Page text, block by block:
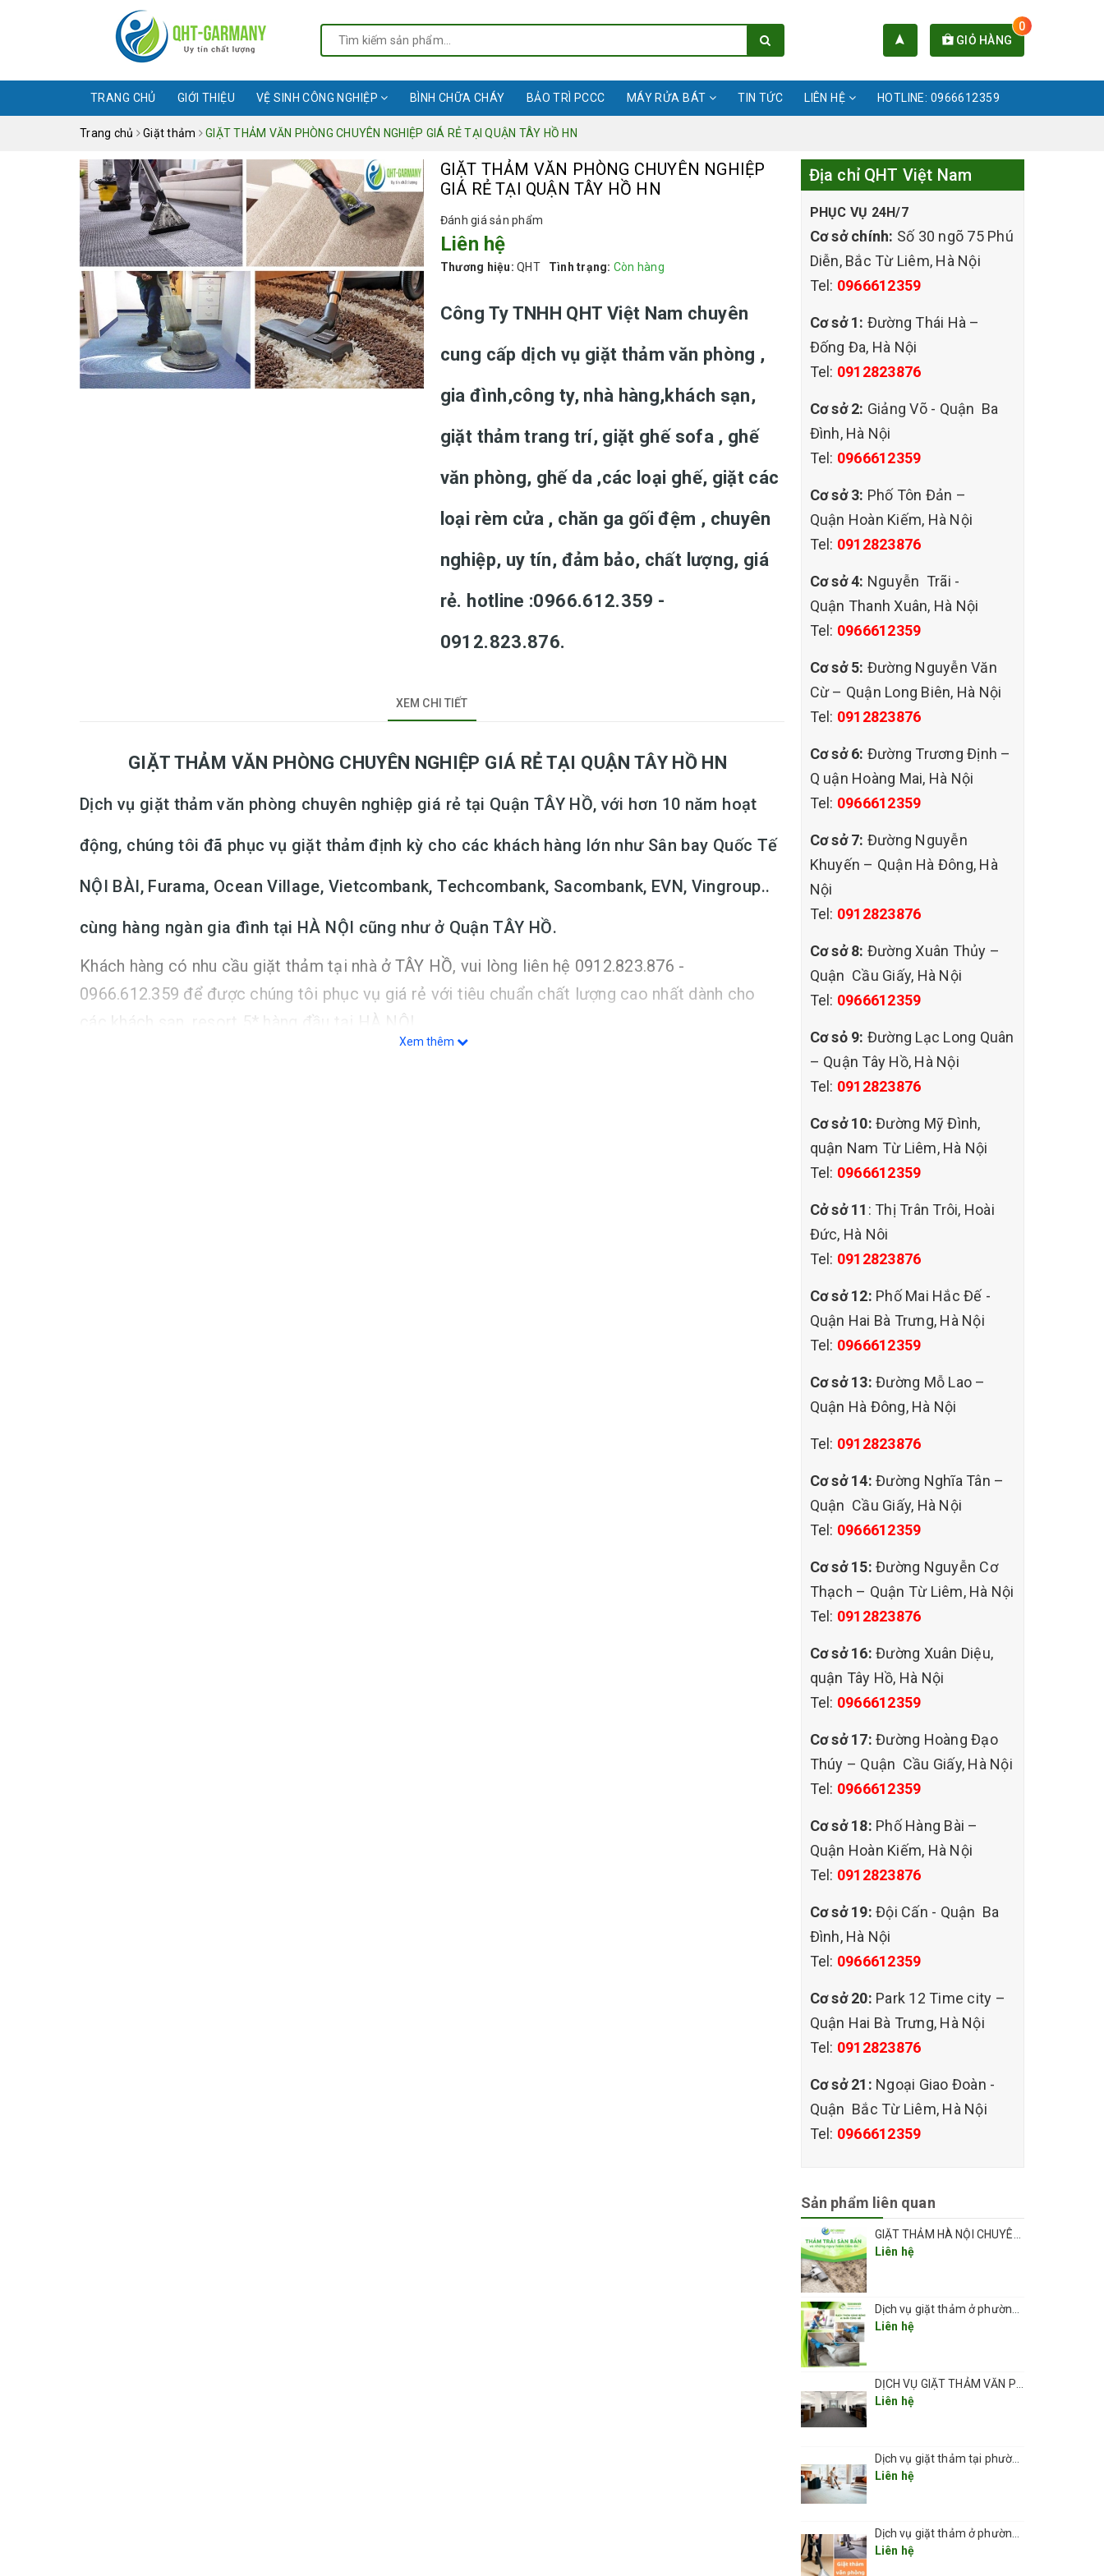
GIỎ HÀNG
0
TRANG CHỦ GIỚI THIỆU VỆ SINH CÔNG NGHIỆP BÌNH CHỮA CHÁY BẢO TRÌ PCCC MÁY RỬA BÁT TIN TỨC LIÊN HỆ HOTLINE: 0966612359
Trang chủ Giặt thảm GIẶT THẢM VĂN PHÒNG CHUYÊN NGHIỆP GIÁ RẺ TẠI QUẬN TÂY HỒ HN
GIẶT THẢM VĂN PHÒNG CHUYÊN NGHIỆP
GIÁ RẺ TẠI QUẬN TÂY HỒ HN
Đánh giá sản phẩm
Liên hệ
Thương hiệu: QHT Tình trạng: Còn hàng
Công Ty TNHH QHT Việt Nam chuyên
cung cấp dịch vụ giặt thảm văn phòng ,
gia đình,công ty, nhà hàng,khách sạn,
giặt thảm trang trí, giặt ghế sofa , ghế
văn phòng, ghế da ,các loại ghế, giặt các
loại rèm cửa , chăn ga gối đệm , chuyên
nghiệp, uy tín, đảm bảo, chất lượng, giá
rẻ. hotline :0966.612.359 -
0912.823.876.
XEM CHI TIẾT
GIẶT THẢM VĂN PHÒNG CHUYÊN NGHIỆP GIÁ RẺ TẠI QUẬN TÂY HỒ HN
Dịch vụ giặt thảm văn phòng chuyên nghiệp giá rẻ tại Quận TÂY HỒ, với hơn 10 năm hoạt
động, chúng tôi đã phục vụ giặt thảm định kỳ cho các khách hàng lớn như Sân bay Quốc Tế
NỘI BÀI, Furama, Ocean Village, Vietcombank, Techcombank, Sacombank, EVN, Vingroup..
cùng hàng ngàn gia đình tại HÀ NỘI cũng như ở Quận TÂY HỒ.
Khách hàng có nhu cầu giặt thảm tại nhà ở TÂY HỒ, vui lòng liên hệ 0912.823.876 -
0966.612.359 để được chúng tôi phục vụ giá rẻ với tiêu chuẩn chất lượng cao nhất dành cho
các khách sạn, resort 5* hàng đầu tại HÀ NỘI.
Xem thêm
Địa chỉ QHT Việt Nam
PHỤC VỤ 24H/7
Cơ sở chính: Số 30 ngõ 75 Phú
Diễn, Bắc Từ Liêm, Hà Nội
Tel: 0966612359
Cơ sở 1: Đường Thái Hà –
Đống Đa, Hà Nội
Tel: 0912823876
Cơ sở 2: Giảng Võ - Quận Ba
Đình, Hà Nội
Tel: 0966612359
Cơ sở 3: Phố Tôn Đản –
Quận Hoàn Kiếm, Hà Nội
Tel: 0912823876
Cơ sở 4: Nguyễn Trãi -
Quận Thanh Xuân, Hà Nội
Tel: 0966612359
Cơ sở 5: Đường Nguyễn Văn
Cừ – Quận Long Biên, Hà Nội
Tel: 0912823876
Cơ sở 6: Đường Trương Định –
Q uận Hoàng Mai, Hà Nội
Tel: 0966612359
Cơ sở 7: Đường Nguyễn
Khuyến – Quận Hà Đông, Hà
Nội
Tel: 0912823876
Cơ sở 8: Đường Xuân Thủy –
Quận Cầu Giấy, Hà Nội
Tel: 0966612359
Cơ sỏ 9: Đường Lạc Long Quân
– Quận Tây Hồ, Hà Nội
Tel: 0912823876
Cơ sở 10: Đường Mỹ Đình,
quận Nam Từ Liêm, Hà Nội
Tel: 0966612359
Cở sở 11 : Thị Trân Trôi, Hoài
Đức, Hà Nôi
Tel: 0912823876
Cơ sở 12: Phố Mai Hắc Đế -
Quận Hai Bà Trưng, Hà Nội
Tel: 0966612359
Cơ sở 13: Đường Mỗ Lao –
Quận Hà Đông, Hà Nội
Tel: 0912823876
Cơ sở 14: Đường Nghĩa Tân –
Quận Cầu Giấy, Hà Nội
Tel: 0966612359
Cơ sở 15: Đường Nguyễn Cơ
Thạch – Quận Từ Liêm, Hà Nội
Tel: 0912823876
Cơ sở 16: Đường Xuân Diệu,
quận Tây Hồ, Hà Nội
Tel: 0966612359
Cơ sở 17: Đường Hoàng Đạo
Thúy – Quận Cầu Giấy, Hà Nội
Tel: 0966612359
Cơ sở 18: Phố Hàng Bài –
Quận Hoàn Kiếm, Hà Nội
Tel: 0912823876
Cơ sở 19: Đội Cấn - Quận Ba
Đình, Hà Nội
Tel: 0966612359
Cơ sở 20: Park 12 Time city –
Quận Hai Bà Trưng, Hà Nội
Tel: 0912823876
Cơ sở 21: Ngoại Giao Đoàn -
Quận Bắc Từ Liêm, Hà Nội
Tel: 0966612359
Sản phẩm liên quan
Liên hệ
Liên hệ
Liên hệ
Dịch vụ giặt thảm tại phường Thanh Xuân 2026
Liên hệ
Liên hệ